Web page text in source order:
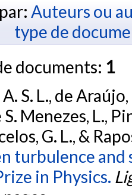
Auteurs ou
type de
documents: 1
S. L., de
S. Menezes, L.,
G. L., &
turbulence and
in Physics.